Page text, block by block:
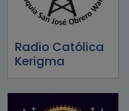
Radio Católica
Kerigma